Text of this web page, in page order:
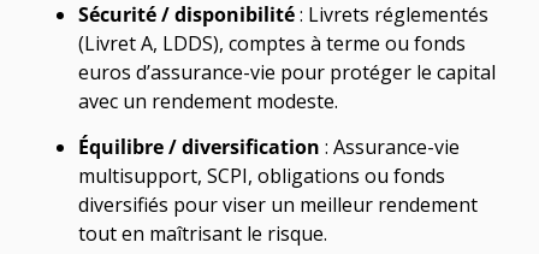
Sécurité / disponibilité: Livrets réglementés
(Livret A, LDDS), comptes à terme ou fonds
euros d’assurance-vie pour protéger le capital
avec un rendement modeste.
Équilibre / diversification : Assurance-vie
multisupport, SCPI, obligations ou fonds
diversifiés pour viser un meilleur rendement
tout en maîtrisant le risque.